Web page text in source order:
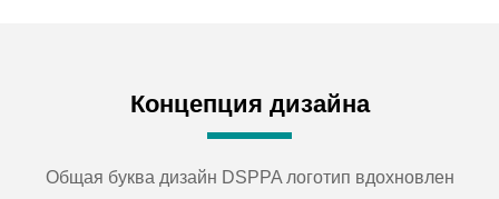
Концепция дизайна
Общая буква дизайн DSPPA логотип вдохновлен